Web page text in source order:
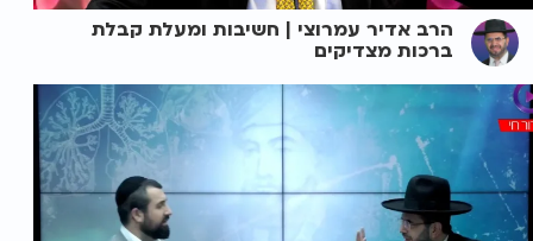
הרב אדיר עמרוצי | חשיבות ומעלת קבלת
ברכות מצדיקים